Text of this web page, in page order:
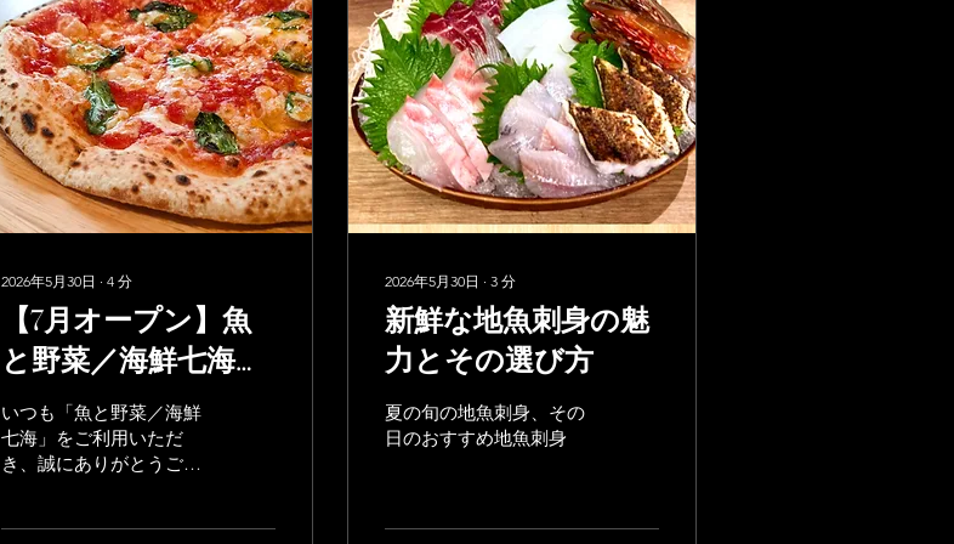
2026年5月30日 ∙ 4 分
【7月オープン】魚
と野菜／海鮮七海に
本格石窯風ピザカフ
ェが誕生します！
いつも「魚と野菜／海鮮
七海」をご利用いただ
き、誠にありがとうござ
2026年5月30日 ∙ 3 分
新鮮な地魚刺身の魅
力とその選び方
夏の旬の地魚刺身、その
日のおすすめ地魚刺身